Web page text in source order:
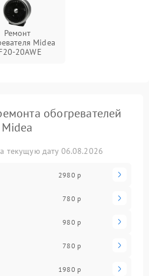
Ремонт
Midea
20AWE
обогревателей
Midea
текущую дату 06.08.2026
2980 р
780 р
980 р
780 р
1980 р